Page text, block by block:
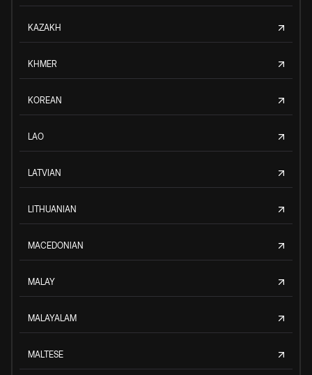
KAZAKH
KHMER
KOREAN
LAO
LATVIAN
LITHUANIAN
MACEDONIAN
MALAY
MALAYALAM
MALTESE